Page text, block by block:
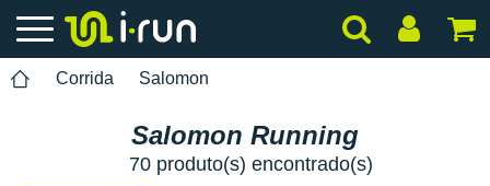
Corrida Salomon
Salomon Running
70 produto(s) encontrado(s)